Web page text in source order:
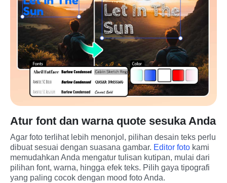
Atur font dan warna quote sesuka Anda
Agar foto terlihat lebih menonjol, pilihan desain teks perlu
dibuat sesuai dengan suasana gambar. Editor foto kami
memudahkan Anda mengatur tulisan kutipan, mulai dari
pilihan font, warna, hingga efek teks. Pilih gaya tipografi
yang paling cocok dengan mood foto Anda.